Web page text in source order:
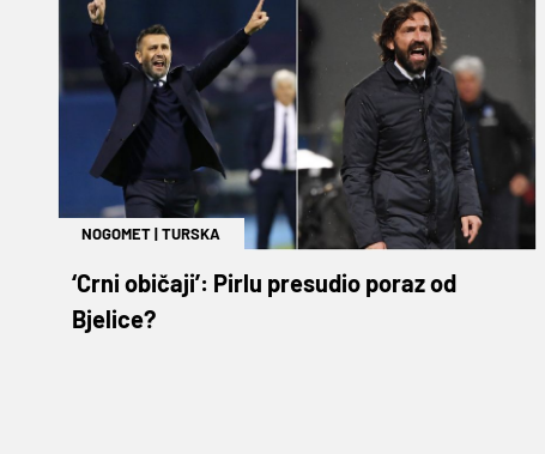
NOGOMET|TURSKA
‘Crni običaji’: Pirlu presudio poraz od
Bjelice?